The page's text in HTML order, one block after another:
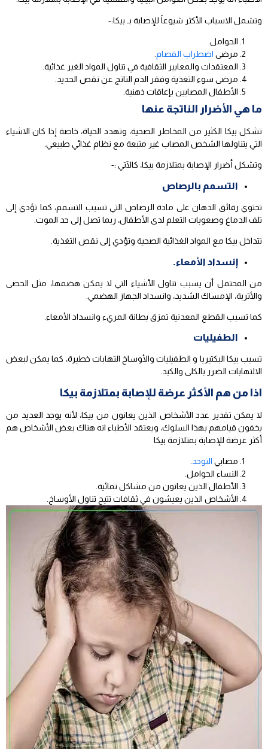
وتشمل الاسباب الأكثر شيوعاً للإصابة بـ بيكا:-
الحوامل.
مرضى اضطراب الفصام
المعتقدات والمعايير الثقافية في تناول المواد الغير غذائية.
مرضى سوء التغذية وفقر الدم الناتج عن نقص الحديد.
الأطفال المصابين بإعاقات ذهنية.
ما هي الأضرار الناتجة عنها
تشكل بيكا الكثير من المخاطر الصحية، وتهدد الحياة، خاصة إذا كان الاشياء
التي يتناولها الشخص المصاب غير متبعة مع نظام غذائي طبيعي.
وتشكل أضرار الإصابة بمتلازمة بيكا، كالآتي :-
التسمم بالرصاص
تحتوي رقائق الدهان على مادة الرصاص التي تسبب التسمم، كما تؤدي إلى
تلف الدماغ وصعوبات التعلم لدى الأطفال، ربما تصل إلى حد الموت.
تتداخل بيكا مع المواد الغذائية الصحية وتؤدي إلى نقص التغذية.
إنسداد الأمعاء.
من المحتمل أن يسبب تناول الأشياء التي لا يمكن هضمها، مثل الحصى
والأتربة، الإمساك الشديد، وانسداد الجهاز الهضمي.
كما تسبب القطع المعدنية تمزق بطانة المريء وانسداد الأمعاء.
الطفيليات
تسبب بيكا البكتيريا و الطفيليات والأوساخ التهابات خطيرة، كما يمكن لبعض
الالتهابات الضرر بالكلى والكبد.
اذا من هم الأكثر عرضة للإصابة بمتلازمة بيكا
لا يمكن تقدير عدد الأشخاص الذين يعانون من بيكا، لأنه يوجد العديد من
يخفون قيامهم بهذا السلوك، ويعتقد الأطباء انه هناك بعض الأشخاص هم
أكثر عرضة للإصابة بمتلازمة بيكا
مصابي التوحد
النساء الحوامل.
الأطفال الذين يعانون من مشاكل نمائية.
الأشخاص الذين يعيشون في ثقافات تتيح تناول الأوساخ.